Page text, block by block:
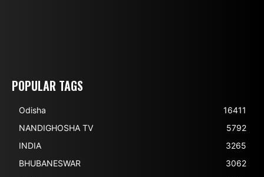
POPULAR TAGS
Odisha
16411
NANDIGHOSHA TV
5792
INDIA
3265
BHUBANESWAR
3062